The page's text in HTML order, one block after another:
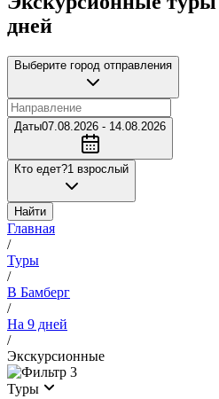
дней
Выберите город отправления
Даты07.08.2026 - 14.08.2026
Кто едет?1 взрослый
Найти
Главная
/
Туры
/
В Бамберг
/
На 9 дней
/
Экскурсионные
3
Туры